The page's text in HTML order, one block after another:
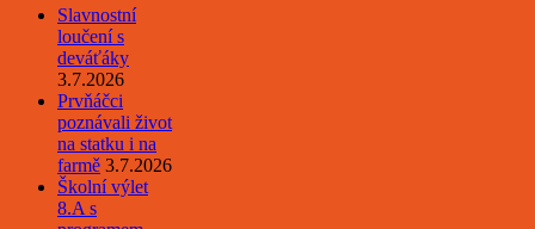
Slavnostní
loučení s
deváťáky
3.7.2026
Prvňáčci
poznávali život
na statku i na
farmě 3.7.2026
Školní výlet
8.A s